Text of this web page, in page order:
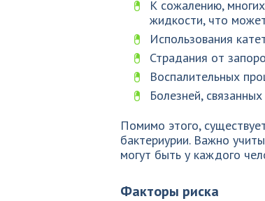
К сожалению,
жидкости, что
Использования
Страдания от
Воспалительных
Болезней,
Помимо этого,
бактериурии. Важно
могут быть у каждого
Факторы риска